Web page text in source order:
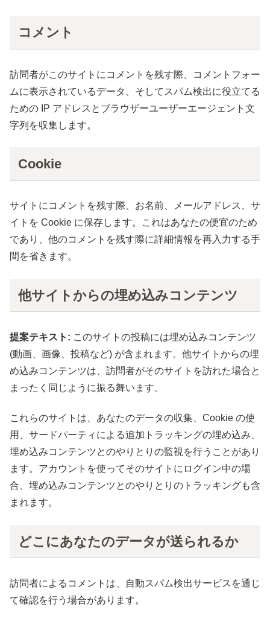
コメント
訪問者がこのサイトにコメントを残す際、コメントフォー
ムに表示されているデータ、そしてスパム検出に役立てる
ための IP アドレスとブラウザーユーザーエージェント文
字列を収集します。
Cookie
サイトにコメントを残す際、お名前、メールアドレス、サ
イトを Cookie に保存します。これはあなたの便宜のため
であり、他のコメントを残す際に詳細情報を再入力する手
間を省きます。
他サイトからの埋め込みコンテンツ
提案テキスト: このサイトの投稿には埋め込みコンテンツ
(動画、画像、投稿など) が含まれます。他サイトからの埋
め込みコンテンツは、訪問者がそのサイトを訪れた場合と
まったく同じように振る舞います。
これらのサイトは、あなたのデータの収集、Cookie の使
用、サードパーティによる追加トラッキングの埋め込み、
埋め込みコンテンツとのやりとりの監視を行うことがあり
ます。アカウントを使ってそのサイトにログイン中の場
合、埋め込みコンテンツとのやりとりのトラッキングも含
まれます。
どこにあなたのデータが送られるか
訪問者によるコメントは、自動スパム検出サービスを通じ
て確認を行う場合があります。